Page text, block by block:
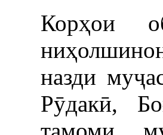
Корҳои
назди
Рӯдакӣ,